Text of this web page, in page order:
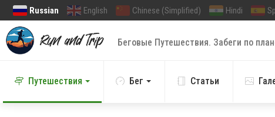
Russian English Chinese (Simplified) Hindi
Беговые Путешествия. Забеги по
Путешествия Бег Статьи